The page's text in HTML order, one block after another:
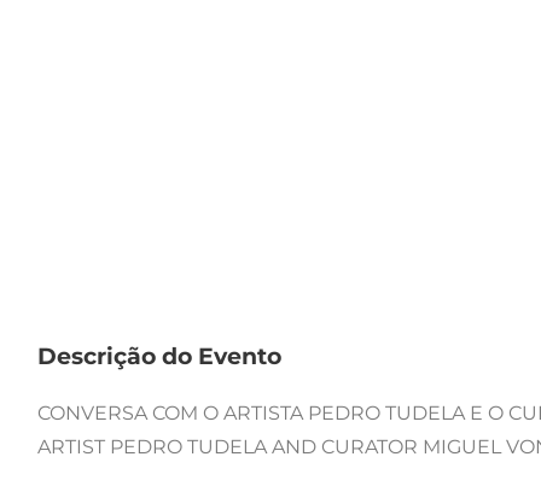
Descrição do Evento
CONVERSA COM O ARTISTA PEDRO TUDELA E O
ARTIST PEDRO TUDELA AND CURATOR MIGUEL